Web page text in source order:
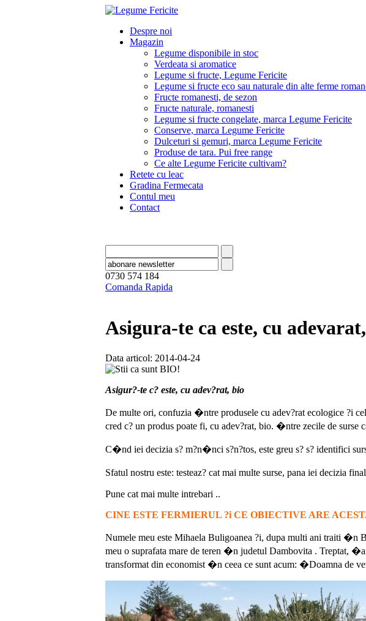
Despre noi
Magazin
Legume disponibile in stoc
Verdeata si aromatice
Legume si fructe, Legume Fericite
Legume si fructe eco sau naturale din alte ferme
Fructe romanesti, de sezon
Fructe naturale, romanesti
Legume si fructe congelate, marca Legume Fericite
Conserve, marca Legume Fericite
Dulceturi si gemuri, marca Legume Fericite
Produse de tara. Pui free range
Ce alte Legume Fericite cultivam?
Retete cu leac
Gradina Fermecata
Contul meu
Contact
0730 574 184
Comanda Rapida
Asigura-te ca este, cu
Data articol: 2014-04-24
Asigur?-te c? este, cu adev?rat, bio
De multe ori, confuzia �ntre produsele cu adev?rat ecologice ?i
cred c? un produs poate fi, cu adev?rat, bio. �ntre zecile de surse
C�nd iei decizia s? m?n�nci s?n?tos, este greu s? s? identifici
Sfatul nostru este: testeaz? cat mai multe surse, pana iei decizia
Pune cat mai multe intrebari ..
CINE ESTE FERMIERUL ?i CE OBIECTIVE ARE
Numele meu este Mihaela Buligoanea ?i, dupa multi ani traiti �n
meu o suprafata mare de teren �n judetul Dambovita . Treptat,
transformat din economist �n ceea ce sunt acum: �Doamna de